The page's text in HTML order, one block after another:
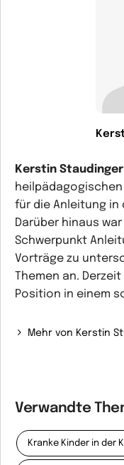
Kerstin Staudinger
für die Anleitung in
Darüber hinaus
Schwerpunkt
Vorträge zu
Themen an.
Position in einem
Mehr von Kerstin
Verwandte
Kranke Kinder in der